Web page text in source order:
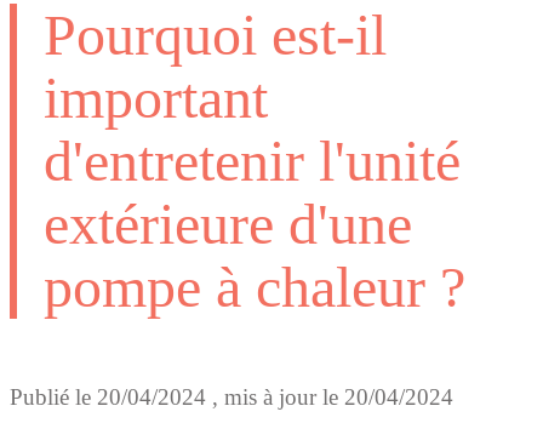
Pourquoi est-il
important
d'entretenir l'unité
extérieure d'une
pompe à chaleur ?
Publié le 20/04/2024 , mis à jour le 20/04/2024